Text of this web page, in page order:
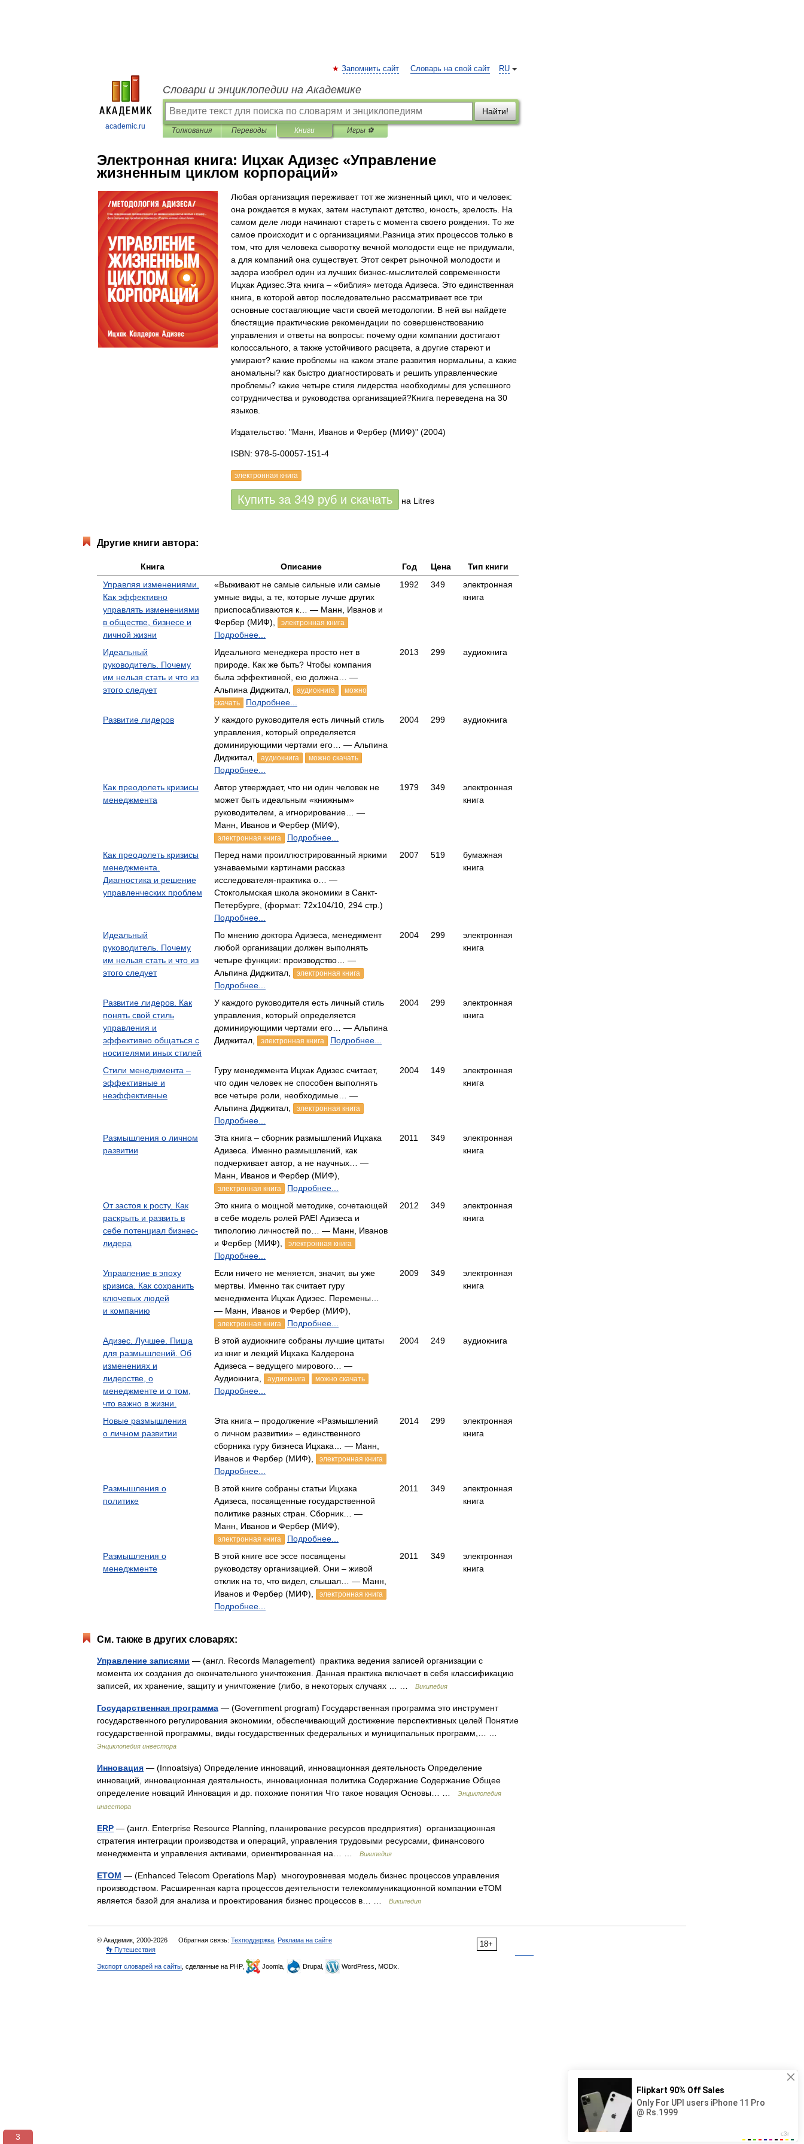
academic.ru
RU
Запомнить сайт Словарь на свой сайт
Словари и энциклопедии на Академике
Найти!
Толкования Переводы Книги Игры ⚽
Электронная книга: Ицхак Адизес «Управление
жизненным циклом корпораций»
Любая организация переживает тот же жизненный цикл, что и человек:
она рождается в муках, затем наступают детство, юность, зрелость. На
самом деле люди начинают стареть с момента своего рождения. То же
самое происходит и с организациями.Разница этих процессов только в
том, что для человека сыворотку вечной молодости еще не придумали,
а для компаний она существует. Этот секрет рыночной молодости и
задора изобрел один из лучших бизнес-мыслителей современности
Ицхак Адизес.Эта книга – «библия» метода Адизеса. Это единственная
книга, в которой автор последовательно рассматривает все три
основные составляющие части своей методологии. В ней вы найдете
блестящие практические рекомендации по совершенствованию
управления и ответы на вопросы: почему одни компании достигают
колоссального, а также устойчивого расцвета, а другие стареют и
умирают? какие проблемы на каком этапе развития нормальны, а какие
аномальны? как быстро диагностировать и решить управленческие
проблемы? какие четыре стиля лидерства необходимы для успешного
сотрудничества и руководства организацией?Книга переведена на 30
языков.
Издательство: "Манн, Иванов и Фербер (МИФ)" (2004)
ISBN: 978-5-00057-151-4
электронная книга
Купить за 349 руб и скачать на Litres
Другие книги автора:
Книга Описание Год Цена
Тип книги
Управляя изменениями.
Как эффективно
управлять изменениями
в обществе, бизнесе и
личной жизни
«Выживают не самые сильные или самые
умные виды, а те, которые лучше других
приспосабливаются к… — Манн, Иванов и
Фербер (МИФ),
электронная книга
Подробнее...
1992 349
электронная
книга
Идеальный
руководитель. Почему
им нельзя стать и что из
этого следует
Идеального менеджера просто нет в
природе. Как же быть? Чтобы компания
была эффективной, ею должна… —
Альпина Диджитал,
аудиокнига
можно
скачать
Подробнее...
2013 299 аудиокнига
Развитие лидеров
У каждого руководителя есть личный стиль
управления, который определяется
доминирующими чертами его… — Альпина
Диджитал,
аудиокнига можно скачать
Подробнее...
2004 299 аудиокнига
Как преодолеть кризисы
менеджмента
Автор утверждает, что ни один человек не
может быть идеальным «книжным»
руководителем, а игнорирование… —
Манн, Иванов и Фербер (МИФ),
электронная книга Подробнее...
1979 349
электронная
книга
Как преодолеть кризисы
менеджмента.
Диагностика и решение
управленческих проблем
Перед нами проиллюстрированный яркими
узнаваемыми картинами рассказ
исследователя-практика о… —
Стокгольмская школа экономики в Санкт-
Петербурге, (формат: 72x104/10, 294 стр.)
Подробнее...
2007 519
бумажная
книга
Идеальный
руководитель. Почему
им нельзя стать и что из
этого следует
По мнению доктора Адизеса, менеджмент
любой организации должен выполнять
четыре функции: производство… —
Альпина Диджитал,
электронная книга
Подробнее...
2004 299
электронная
книга
Развитие лидеров. Как
понять свой стиль
управления и
эффективно общаться с
носителями иных стилей
У каждого руководителя есть личный стиль
управления, который определяется
доминирующими чертами его… — Альпина
Диджитал,
электронная книга Подробнее...
2004 299
электронная
книга
Стили менеджмента –
эффективные и
неэффективные
Гуру менеджмента Ицхак Адизес считает,
что один человек не способен выполнять
все четыре роли, необходимые… —
Альпина Диджитал,
электронная книга
Подробнее...
2004 149
электронная
книга
Размышления о личном
развитии
Эта книга – сборник размышлений Ицхака
Адизеса. Именно размышлений, как
подчеркивает автор, а не научных… —
Манн, Иванов и Фербер (МИФ),
электронная книга Подробнее...
2011 349
электронная
книга
От застоя к росту. Как
раскрыть и развить в
себе потенциал бизнес-
лидера
Это книга о мощной методике, сочетающей
в себе модель ролей PAEI Адизеса и
типологию личностей по… — Манн, Иванов
и Фербер (МИФ),
электронная книга
Подробнее...
2012 349
электронная
книга
Управление в эпоху
кризиса. Как сохранить
ключевых людей
и компанию
Если ничего не меняется, значит, вы уже
мертвы. Именно так считает гуру
менеджмента Ицхак Адизес. Перемены…
— Манн, Иванов и Фербер (МИФ),
электронная книга Подробнее...
2009 349
электронная
книга
Адизес. Лучшее. Пища
для размышлений. Об
изменениях и
лидерстве, о
менеджменте и о том,
что важно в жизни.
В этой аудиокниге собраны лучшие цитаты
из книг и лекций Ицхака Калдерона
Адизеса – ведущего мирового… —
Аудиокнига,
аудиокнига можно скачать
Подробнее...
2004 249 аудиокнига
Новые размышления
о личном развитии
Эта книга – продолжение «Размышлений
о личном развитии» – единственного
сборника гуру бизнеса Ицхака… — Манн,
Иванов и Фербер (МИФ),
электронная книга
Подробнее...
2014 299
электронная
книга
Размышления о
политике
В этой книге собраны статьи Ицхака
Адизеса, посвященные государственной
политике разных стран. Сборник… —
Манн, Иванов и Фербер (МИФ),
электронная книга Подробнее...
2011 349
электронная
книга
Размышления о
менеджменте
В этой книге все эссе посвящены
руководству организацией. Они – живой
отклик на то, что видел, слышал… — Манн,
Иванов и Фербер (МИФ),
электронная книга
Подробнее...
2011 349
электронная
книга
См. также в других словарях:
Управление записями — (англ. Records Management) практика ведения записей организации с
момента их создания до окончательного уничтожения. Данная практика включает в себя классификацию
записей, их хранение, защиту и уничтожение (либо, в некоторых случаях … …
Википедия
Государственная программа — (Government program) Государственная программа это инструмент
государственного регулирования экономики, обеспечивающий достижение перспективных целей Понятие
государственной программы, виды государственных федеральных и муниципальных программ,… …
Энциклопедия инвестора
Инновация — (Innoatsiya) Определение инноваций, инновационная деятельность Определение
инноваций, инновационная деятельность, инновационная политика Содержание Содержание Общее
определение новаций Инновация и др. похожие понятия Что такое новация Основы… …
Энциклопедия
инвестора
ERP — (англ. Enterprise Resource Planning, планирование ресурсов предприятия) организационная
стратегия интеграции производства и операций, управления трудовыми ресурсами, финансового
менеджмента и управления активами, ориентированная на… …
Википедия
ETOM — (Enhanced Telecom Operations Map) многоуровневая модель бизнес процессов управления
производством. Расширенная карта процессов деятельности телекоммуникационной компании еТОМ
является базой для анализа и проектирования бизнес процессов в… …
Википедия
18+
© Академик, 2000-2026 Обратная связь: Техподдержка Реклама на сайте
👣 Путешествия
Экспорт словарей на сайты , сделанные на PHP, Joomla, Drupal, WordPress, MODx.
3